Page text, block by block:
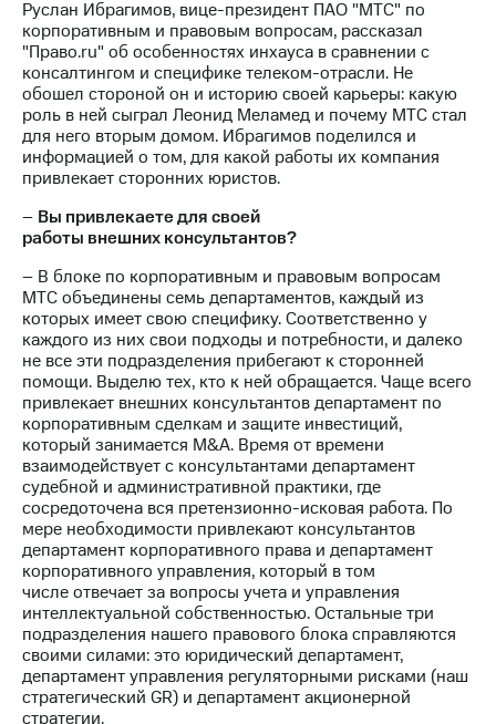
Документы
ПАО
"МТС"
Собрания
акционеров
Личный
кабинет
акционера
Акционерный
капитал
Контроль
и
аудит
Рынок
акций
Описание
Программа
приобретения
Порядок
выкупа
акций
Дивиденды
Рынок
облигаций
Описание
Еврооблигации-2023
Уведомление
о
погашении
именных
облигаций
Другое
Руслан Ибрагимов, вице-президент ПАО "МТС" по
корпоративным и правовым вопросам, рассказал
"Право.ru" об особенностях инхауса в сравнении с
консалтингом и специфике телеком-отрасли. Не
обошел стороной он и историю своей карьеры: какую
роль в ней сыграл Леонид Меламед и почему МТС стал
для него вторым домом. Ибрагимов поделился и
информацией о том, для какой работы их компания
привлекает сторонних юристов.
– Вы привлекаете для своей
работы внешних консультантов?
– В блоке по корпоративным и правовым вопросам
МТС объединены семь департаментов, каждый из
которых имеет свою специфику. Соответственно у
каждого из них свои подходы и потребности, и далеко
не все эти подразделения прибегают к сторонней
помощи. Выделю тех, кто к ней обращается. Чаще всего
привлекает внешних консультантов департамент по
корпоративным сделкам и защите инвестиций,
который занимается M&A. Время от времени
взаимодействует с консультантами департамент
судебной и административной практики, где
сосредоточена вся претензионно-исковая работа. По
мере необходимости привлекают консультантов
департамент корпоративного права и департамент
корпоративного управления, который в том
числе отвечает за вопросы учета и управления
интеллектуальной собственностью. Остальные три
подразделения нашего правового блока справляются
своими силами: это юридический департамент,
департамент управления регуляторными рисками (наш
стратегический GR) и департамент акционерной
стратегии.